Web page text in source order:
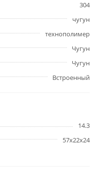
304
чугун
технополимер
Чугун
Чугун
Встроенный
14.3
57х22х24